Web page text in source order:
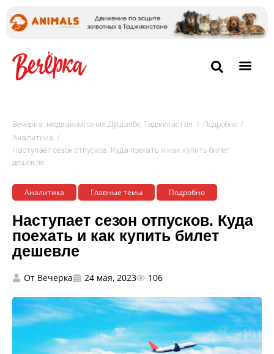
Вечёрка: медиакомпания Душанбе, Таджикистан / Подробно /
Аналитика /
Наступает сезон отпусков. Куда поехать и как купить билет
дешевле
Аналитика Главные темы Подробно
Наступает сезон отпусков. Куда
поехать и как купить билет
дешевле
От Вечерка 24 мая, 2023 106